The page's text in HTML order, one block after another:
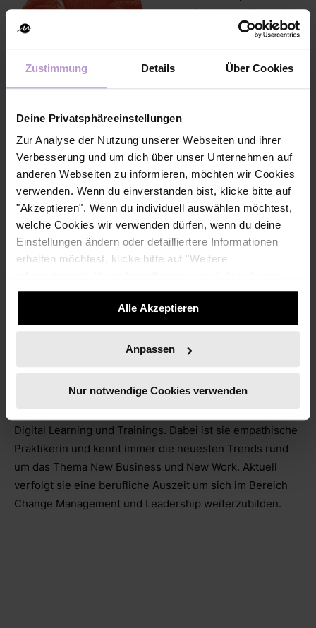
Zustimmung Details Über Cookies
Deine Privatsphäreeinstellungen
Zur Analyse der Nutzung unserer Webseiten und ihrer
Verbesserung und um dich über unser Unternehmen auf
anderen Webseiten zu informieren, möchten wir Cookies
verwenden. Wenn du einverstanden bist, klicke bitte auf
"Akzeptieren". Wenn du individuell auswählen möchtest,
welche Cookies wir verwenden dürfen, wenn du deine
Einstellungen ändern oder detailliertere Informationen
erhalten möchtest, klicke bitte auf "Weitere
widerrufen.
Alle Akzeptieren
Anpassen
Nur notwendige Cookies verwenden
emotionale Intelligenz in
einer Person. Sie hat sich
ein breites Tech- und IT-
Wissen während ihrer unterschiedlichen beruflichen
Stationen im Marketing, Vertrieb und Kommunikation
Builder in einem IT-Projekthaus. Auch außerhalb des
beruflichen Umfelds widmet sie sich als systemische
Coachin der Befähigung und Stärkung ihrer Coachees
und engagiert sich für Women in Tech.
Mara
Hürtgen
Mara ist Mit-Gründerin
auf jahrelange Erfahrung
Management und Events zurück. Selbst eine stetig
lernende Person, legt sie auch beruflich ihren Fokus auf
Digital Learning und Trainings. Dabei ist sie empathische
Praktikerin und kennt immer die neuesten Trends rund
um das Thema New Business und New Work. Aktuell
verfolgt sie eine berufliche Auszeit um sich im Bereich
Change Management und Leadership weiterzubilden.